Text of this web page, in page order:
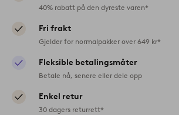
40% rabatt på den dyreste varen*
Fri frakt
Gjelder for normalpakker over 649 kr*
Fleksible betalingsmåter
Betale nå, senere eller dele opp
Enkel retur
30 dagers returrett*